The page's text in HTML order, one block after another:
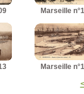
Marseille
Marseille